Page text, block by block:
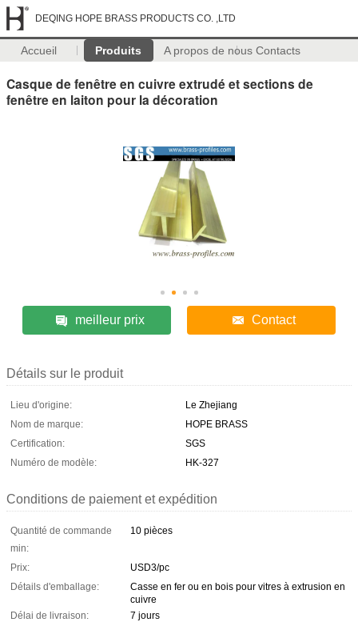
DEQING HOPE BRASS PRODUCTS CO. ,LTD
Accueil Produits A propos de nous Contacts
Casque de fenêtre en cuivre extrudé et sections de
fenêtre en laiton pour la décoration
meilleur prix Contact
Détails sur le produit
Lieu d'origine:
Le Zhejiang
Nom de marque:
HOPE BRASS
Certification:
SGS
Numéro de modèle:
HK-327
Conditions de paiement et expédition
Quantité de commande
min:
10 pièces
Prix:
USD3/pc
Détails d'emballage:
Casse en fer ou en bois pour vitres à extrusion en
cuivre
Délai de livraison:
7 jours